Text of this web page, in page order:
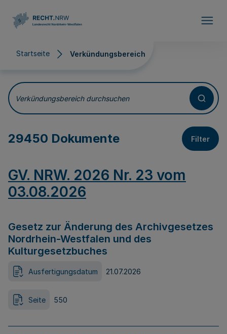
Startseite Verkündungsbereich
Verkündungsbereich
Verkündungsbereich durchsuchen
29450 Dokumente Filter
GV. NRW. 2026 Nr. 23 vom
03.08.2026
Gesetz zur Änderung des Archivgesetzes
Nordrhein-Westfalen und des
Kulturgesetzbuches
Ausfertigungsdatum 21.07.2026
Seite 550